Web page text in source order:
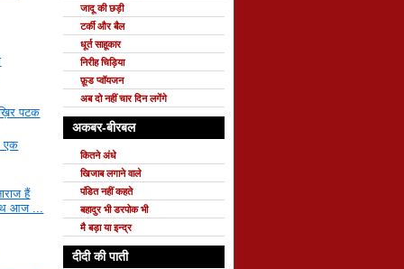
पटक
एक
हैं
आज ...
जादू की छड़ी
टर्की और बैल
धूर्त साहूकार
निरीह चिड़िया
फ़ूड प्वॉयजन
अब दो नहीं चार दिन लगेंगे
अकबर-बीरबल
कितने अंधे
खिजाब लगाने वाले
पंडित नहीं कहते
बहादुर भी डरपोक भी
मै बड़ा या इन्द्र
दीदी की पाती